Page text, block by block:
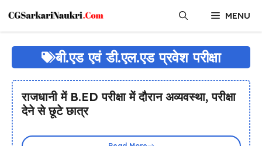
content
MENU
बी.एड एवं डी.एल.एड प्रवेश परीक्षा
राजधानी में B.ED परीक्षा में दौरान अव्यवस्था, परीक्षा
देने से छूटे छात्र